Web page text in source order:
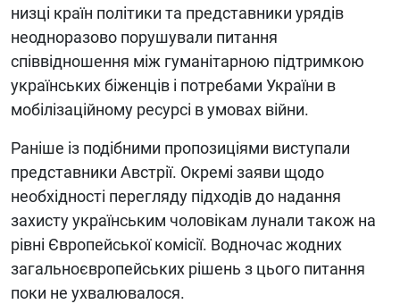
низці країн політики та представники урядів
неодноразово порушували питання
співвідношення між гуманітарною підтримкою
українських біженців і потребами України в
мобілізаційному ресурсі в умовах війни.
Раніше із подібними пропозиціями виступали
представники Австрії. Окремі заяви щодо
необхідності перегляду підходів до надання
захисту українським чоловікам лунали також на
рівні Європейської комісії. Водночас жодних
загальноєвропейських рішень з цього питання
поки не ухвалювалося.